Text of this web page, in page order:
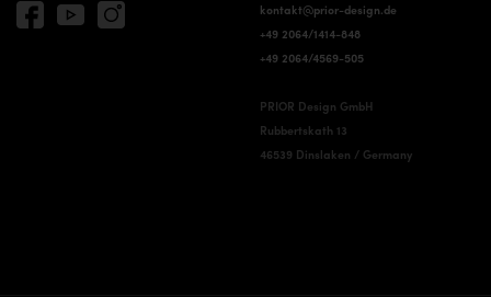
kontakt@prior-design.de
+49 2064/1414-848
+49 2064/4569-505
PRIOR Design GmbH
Rubbertskath 13
46539 Dinslaken / Germany